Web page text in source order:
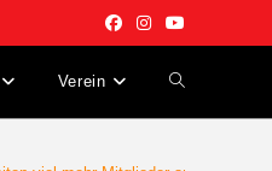
Verein